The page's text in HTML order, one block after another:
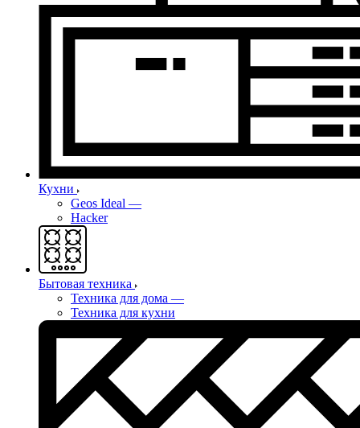
Кухни
Geos Ideal —
Hacker
Бытовая техника
Техника для дома —
Техника для кухни